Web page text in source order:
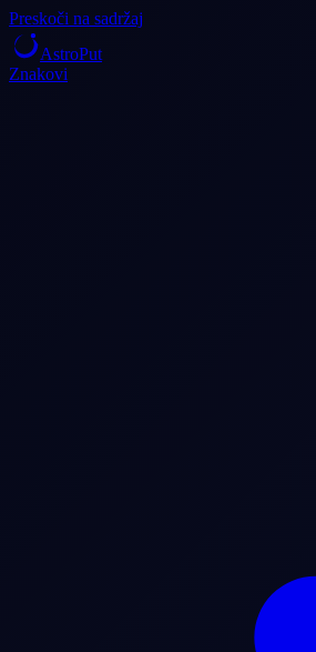
Preskoči na sadržaj
AstroPut
Znakovi